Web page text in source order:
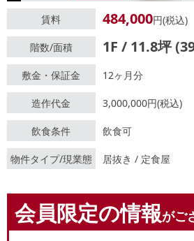
賃料 484,000円(税込)
階数/面積 1F / 11.8坪
敷金・保証金 12ヶ月分
造作代金 3,000,000円(税込)
飲食条件 飲食可
物件タイプ/現業態 居抜き / 定食屋
会員限定の情報がご